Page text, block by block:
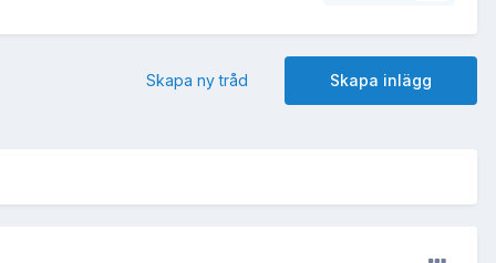
Skapa inlägg
Skapa ny tråd